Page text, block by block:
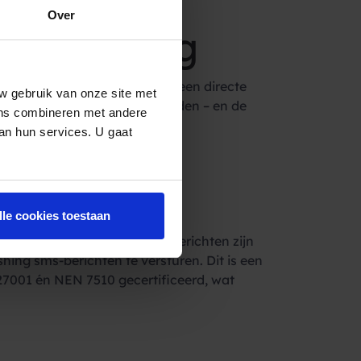
Over
gebruik van onze site met
combineren met andere
hun services. U gaat
cookies toestaan
routing
de keuze maakt om alleen directe
reputatie zou kunnen schaden – en de
aan
en de inhoud van berichten zijn
sms-berichten te versturen. Dit is een
én NEN 7510 gecertificeerd, wat